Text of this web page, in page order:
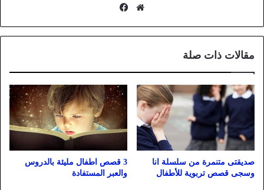
موقع
مقالات ذات صلة
صديقتى متنمرة من سلسلة انا
وسجى قصص تربوية للأطفال
3 قصص اطفال مليئة بالدروس
والعبر المستفادة